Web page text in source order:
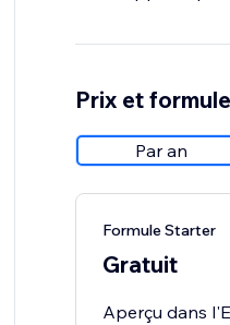
Prix et
Par an
Formule Starter
Gratuit
Aperçu dans